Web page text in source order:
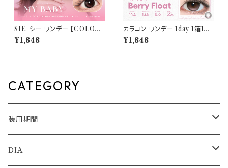
SIE. シー ワンデー 【COLOR：
マイベイビー】 1箱10枚入 シリ
コーン 回らない水光レンズ MO
ージュ グレー 1日使い捨て
¥1,848
カラコン ワンデー 1day 1箱10
枚入り コファンシー【COLOR：
ベリーフロート】 度あり 度なし
¥1,848
CATEGORY
装用期間
1day
DIA